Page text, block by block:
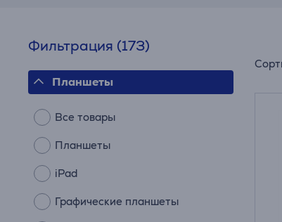
Фильтрация (173)
Планшеты
Все товары
Планшеты
iPad
Графические планшеты